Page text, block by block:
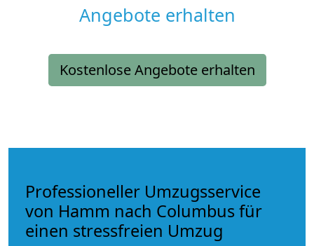
Angebote erhalten
Kostenlose Angebote erhalten
Professioneller Umzugsservice
von Hamm nach Columbus für
einen stressfreien Umzug